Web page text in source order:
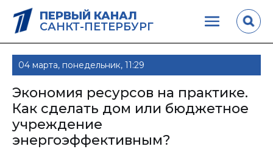
ПЕРВЫЙ КАНАЛ
САНКТ-ПЕТЕРБУРГ
04 марта, понедельник, 11:29
Экономия ресурсов на практике.
Как сделать дом или бюджетное
учреждение
энергоэффективным?